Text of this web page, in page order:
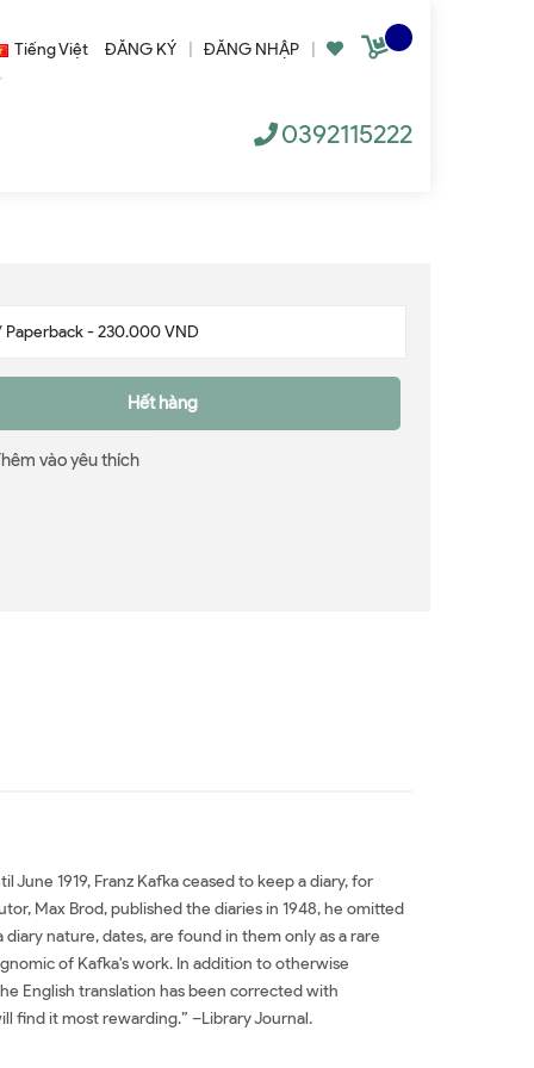
ĐĂNG KÝ ĐĂNG NHẬP
Tiếng Việt
0392115222
Hết hàng
vào yêu thích
1919, Franz Kafka ceased to keep a diary, for
Max Brod, published the diaries in 1948, he omitted
nature, dates, are found in them only as a rare
of Kafka's work. In addition to otherwise
English translation has been corrected with
find it most rewarding.” –Library Journal.